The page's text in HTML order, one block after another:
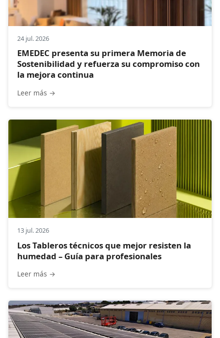
24 jul. 2026
EMEDEC presenta su primera Memoria de
Sostenibilidad y refuerza su compromiso con
la mejora continua
Leer más →
13 jul. 2026
Los Tableros técnicos que mejor resisten la
humedad – Guía para profesionales
Leer más →